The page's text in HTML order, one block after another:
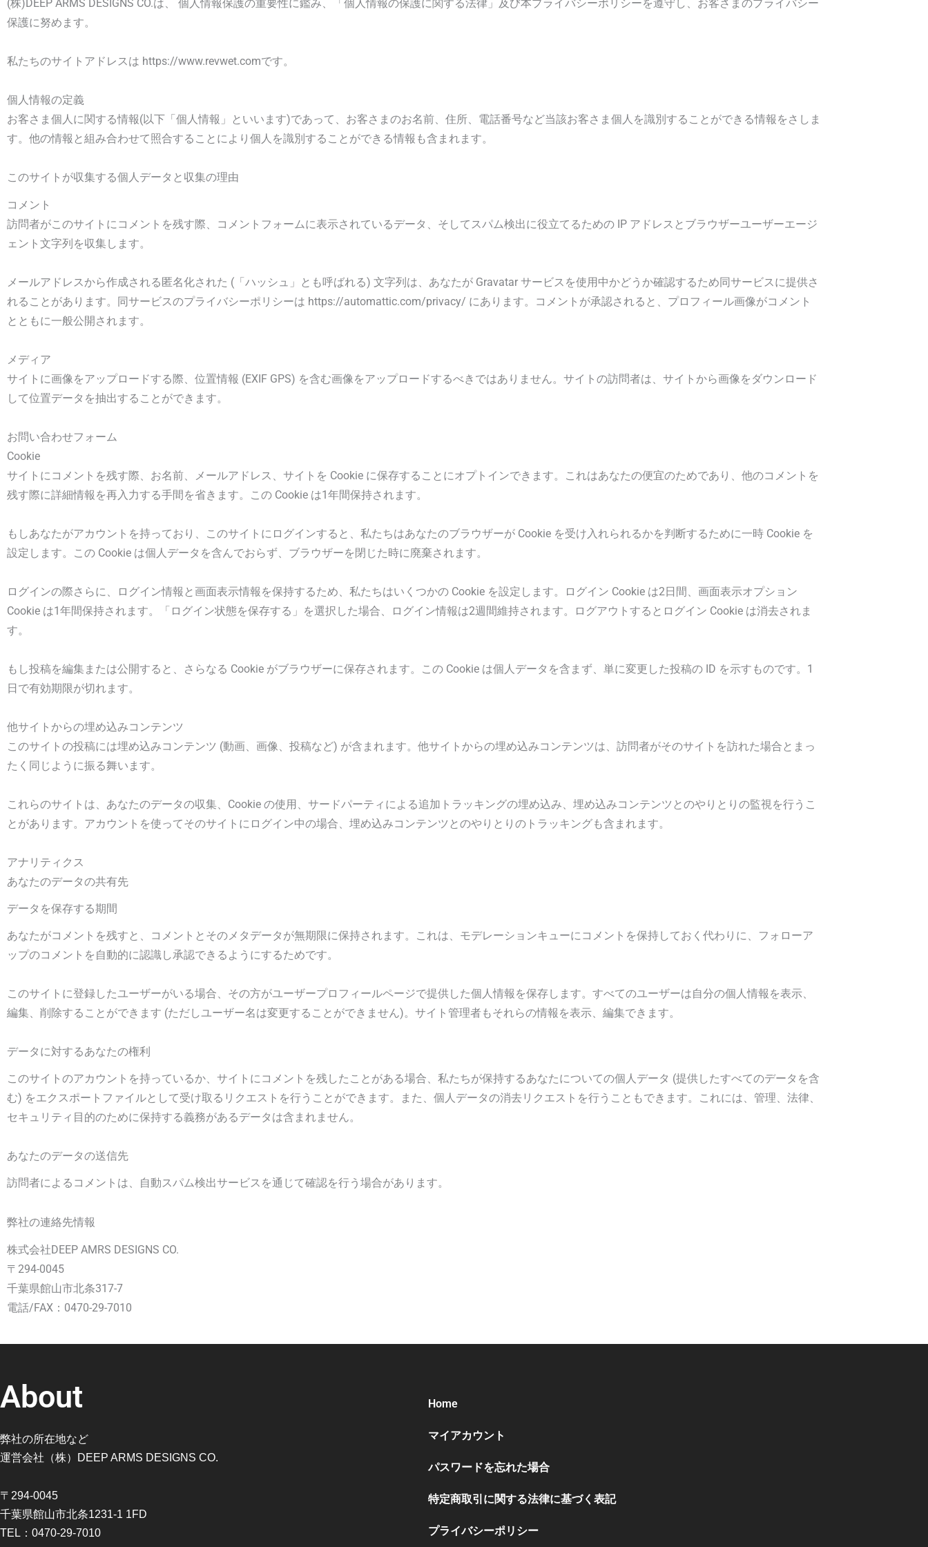
(株)DEEP ARMS DESIGNS CO.は、 個人情報保護の重要性に鑑み、「個人情報の保護に関する法律」及び本プライバシーポリシーを遵守し、お客さまのプライバシー
保護に努めます。
私たちのサイトアドレスは https://www.revwet.comです。
個人情報の定義
お客さま個人に関する情報(以下「個人情報」といいます)であって、お客さまのお名前、住所、電話番号など当該お客さま個人を識別することができる情報をさしま
す。他の情報と組み合わせて照合することにより個人を識別することができる情報も含まれます。
このサイトが収集する個人データと収集の理由
コメント
訪問者がこのサイトにコメントを残す際、コメントフォームに表示されているデータ、そしてスパム検出に役立てるための IP アドレスとブラウザーユーザーエージ
ェント文字列を収集します。
メールアドレスから作成される匿名化された (「ハッシュ」とも呼ばれる) 文字列は、あなたが Gravatar サービスを使用中かどうか確認するため同サービスに提供さ
れることがあります。同サービスのプライバシーポリシーは https://automattic.com/privacy/ にあります。コメントが承認されると、プロフィール画像がコメント
とともに一般公開されます。
メディア
サイトに画像をアップロードする際、位置情報 (EXIF GPS) を含む画像をアップロードするべきではありません。サイトの訪問者は、サイトから画像をダウンロード
して位置データを抽出することができます。
お問い合わせフォーム
Cookie
サイトにコメントを残す際、お名前、メールアドレス、サイトを Cookie に保存することにオプトインできます。これはあなたの便宜のためであり、他のコメントを
残す際に詳細情報を再入力する手間を省きます。この Cookie は1年間保持されます。
もしあなたがアカウントを持っており、このサイトにログインすると、私たちはあなたのブラウザーが Cookie を受け入れられるかを判断するために一時 Cookie を
設定します。この Cookie は個人データを含んでおらず、ブラウザーを閉じた時に廃棄されます。
ログインの際さらに、ログイン情報と画面表示情報を保持するため、私たちはいくつかの Cookie を設定します。ログイン Cookie は2日間、画面表示オプション
Cookie は1年間保持されます。「ログイン状態を保存する」を選択した場合、ログイン情報は2週間維持されます。ログアウトするとログイン Cookie は消去されま
す。
もし投稿を編集または公開すると、さらなる Cookie がブラウザーに保存されます。この Cookie は個人データを含まず、単に変更した投稿の ID を示すものです。1
日で有効期限が切れます。
他サイトからの埋め込みコンテンツ
このサイトの投稿には埋め込みコンテンツ (動画、画像、投稿など) が含まれます。他サイトからの埋め込みコンテンツは、訪問者がそのサイトを訪れた場合とまっ
たく同じように振る舞います。
これらのサイトは、あなたのデータの収集、Cookie の使用、サードパーティによる追加トラッキングの埋め込み、埋め込みコンテンツとのやりとりの監視を行うこ
とがあります。アカウントを使ってそのサイトにログイン中の場合、埋め込みコンテンツとのやりとりのトラッキングも含まれます。
アナリティクス
あなたのデータの共有先
データを保存する期間
あなたがコメントを残すと、コメントとそのメタデータが無期限に保持されます。これは、モデレーションキューにコメントを保持しておく代わりに、フォローア
ップのコメントを自動的に認識し承認できるようにするためです。
このサイトに登録したユーザーがいる場合、その方がユーザープロフィールページで提供した個人情報を保存します。すべてのユーザーは自分の個人情報を表示、
編集、削除することができます (ただしユーザー名は変更することができません)。サイト管理者もそれらの情報を表示、編集できます。
データに対するあなたの権利
このサイトのアカウントを持っているか、サイトにコメントを残したことがある場合、私たちが保持するあなたについての個人データ (提供したすべてのデータを含
む) をエクスポートファイルとして受け取るリクエストを行うことができます。また、個人データの消去リクエストを行うこともできます。これには、管理、法律、
セキュリティ目的のために保持する義務があるデータは含まれません。
あなたのデータの送信先
訪問者によるコメントは、自動スパム検出サービスを通じて確認を行う場合があります。
弊社の連絡先情報
株式会社DEEP AMRS DESIGNS CO.
〒294-0045
千葉県館山市北条317-7
電話/FAX：0470-29-7010
About
弊社の所在地など
運営会社（株）DEEP ARMS DESIGNS CO.
〒294-0045
千葉県館山市北条1231-1 1FD
TEL：0470-29-7010
Home
マイアカウント
パスワードを忘れた場合
特定商取引に関する法律に基づく表記
プライバシーポリシー